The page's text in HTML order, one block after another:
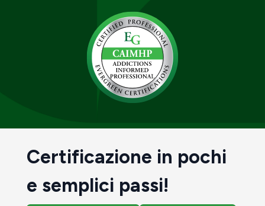
Certificazione in pochi
e semplici passi!